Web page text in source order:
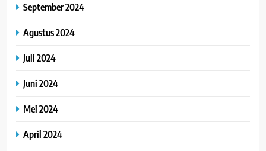
September 2024
Agustus 2024
Juli 2024
Juni 2024
Mei 2024
April 2024